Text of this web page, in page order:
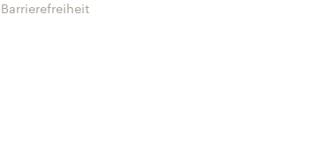
Barrierefreiheit